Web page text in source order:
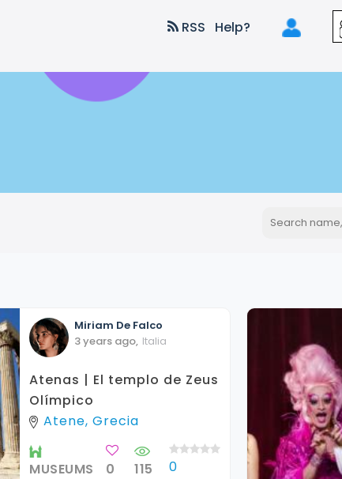
RSS Help?
Miriam De Falco
3 years ago, Italia
Atenas | El templo de Zeus
Olímpico
Atene, Grecia
MUSEUMS 0 115 0